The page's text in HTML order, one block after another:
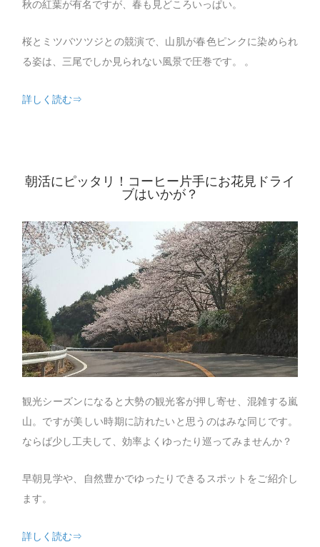
秋の紅葉が有名ですが、春も見どころいっぱい。
桜とミツバツツジとの競演で、山肌が春色ピンクに染められ
る姿は、三尾でしか見られない風景で圧巻です。 。
詳しく読む⇒
朝活にピッタリ！コーヒー片手にお花見ドライ
ブはいかが？
観光シーズンになると大勢の観光客が押し寄せ、混雑する嵐
山。ですが美しい時期に訪れたいと思うのはみな同じです。
ならば少し工夫して、効率よくゆったり巡ってみませんか？
早朝見学や、自然豊かでゆったりできるスポットをご紹介し
ます。
詳しく読む⇒